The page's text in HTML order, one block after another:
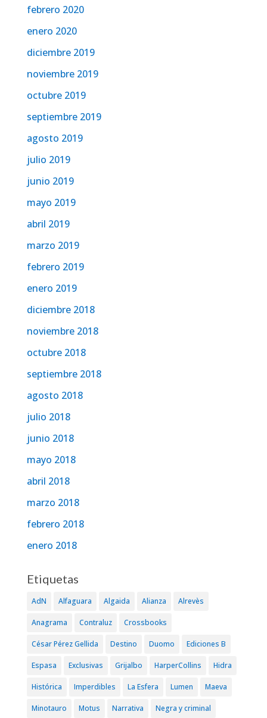
febrero 2020
enero 2020
diciembre 2019
noviembre 2019
octubre 2019
septiembre 2019
agosto 2019
julio 2019
junio 2019
mayo 2019
abril 2019
marzo 2019
febrero 2019
enero 2019
diciembre 2018
noviembre 2018
octubre 2018
septiembre 2018
agosto 2018
julio 2018
junio 2018
mayo 2018
abril 2018
marzo 2018
febrero 2018
enero 2018
Etiquetas
AdN Alfaguara Algaida Alianza Alrevès
Anagrama Contraluz Crossbooks
César Pérez Gellida Destino Duomo Ediciones B
Espasa Exclusivas Grijalbo HarperCollins Hidra
Histórica Imperdibles La Esfera Lumen Maeva
Minotauro Motus Narrativa Negra y criminal